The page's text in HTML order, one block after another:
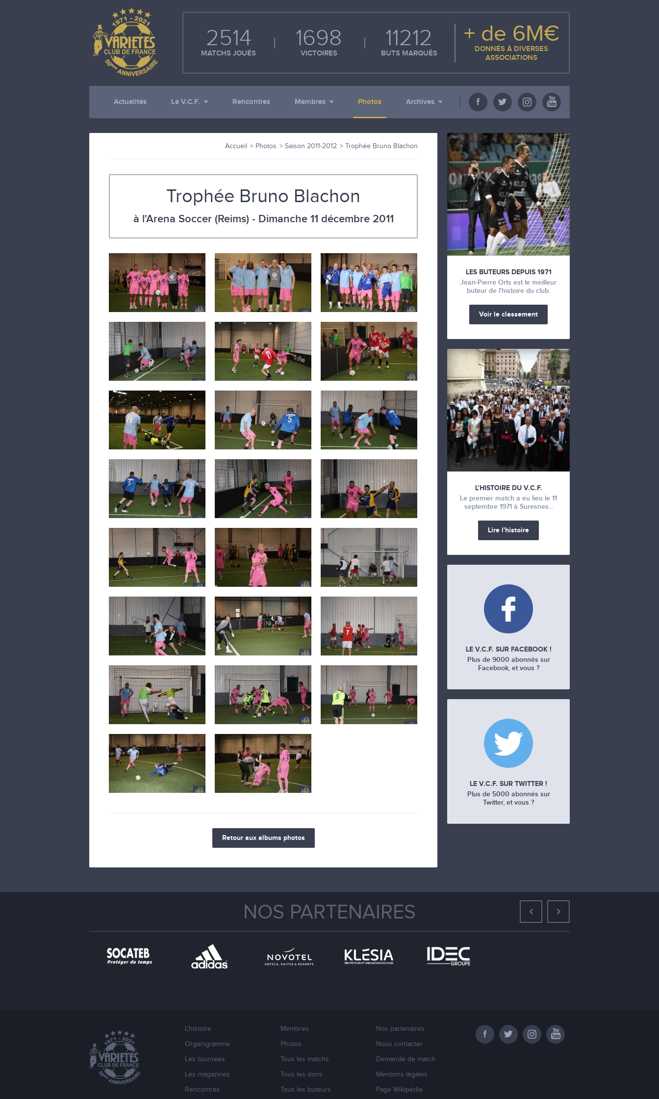
2514
MATCHS JOUÉS
1698
VICTOIRES
11212
BUTS MARQUÉS
+ de 6M€
DONNÉS À DIVERSES
ASSOCIATIONS
Actualités Le V.C.F. Rencontres Membres Photos Archives
Accueil Photos Saison 2011-2012 Trophée Bruno Blachon
Trophée Bruno Blachon
à l'Arena Soccer (Reims) - Dimanche 11 décembre 2011
Retour aux albums photos
LES BUTEURS DEPUIS 1971
Jean-Pierre Orts est le meilleur
buteur de l'histoire du club.
Voir le classement
L’HISTOIRE DU V.C.F.
Le premier match a eu lieu le 11
septembre 1971 à Suresnes...
Lire l'histoire
LE V.C.F. SUR FACEBOOK !
Plus de 9000 abonnés sur
Facebook, et vous ?
LE V.C.F. SUR TWITTER !
Plus de 5000 abonnés sur
Twitter, et vous ?
NOS PARTENAIRES
L’histoire
Organigramme
Les tournées
Les magazines
Rencontres
Membres
Photos
Tous les matchs
Tous les dons
Tous les buteurs
Nos partenaires
Nous contacter
Demande de match
Mentions légales
Page Wikipédia